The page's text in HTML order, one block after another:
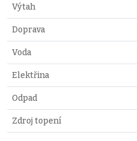
Výtah
Doprava
Voda
Elektřina
Odpad
Zdroj topení